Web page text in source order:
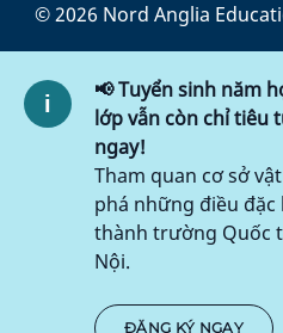
📢 Tuyển sinh năm
lớp vẫn còn chỉ tiêu
ngay!
Tham quan cơ sở
phá những điều
thành trường Quốc
Nội.
ĐĂNG KÝ NGAY
© 2026 Nord Anglia
Chính sách Cookie
Chính sách bảo mật
Chính sách truy cập